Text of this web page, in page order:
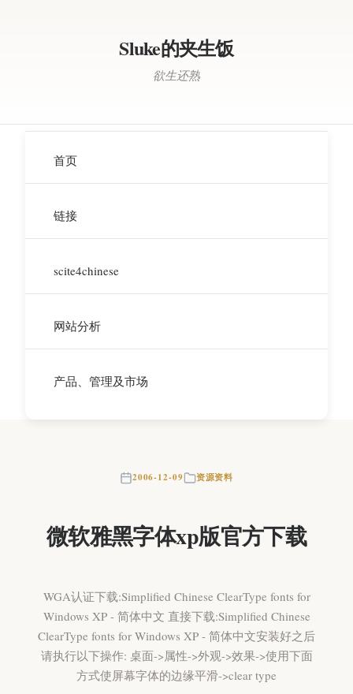
Sluke的夹生饭
欲生还熟
首页
链接
scite4chinese
网站分析
产品、管理及市场
2006-12-09 资源资料
微软雅黑字体xp版官方下载
WGA认证下载:Simplified Chinese ClearType fonts for
Windows XP - 简体中文 直接下载:Simplified Chinese
ClearType fonts for Windows XP - 简体中文安装好之后
请执行以下操作: 桌面->属性->外观->效果->使用下面
方式使屏幕字体的边缘平滑->clear type